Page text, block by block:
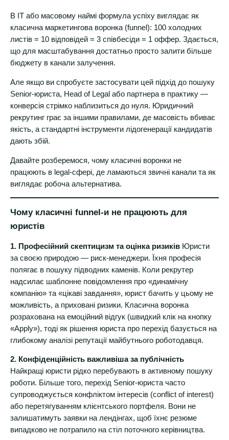
В IT або масовому наймі формула успіху виглядає як
класична маркетингова воронка (funnel): 100 холодних
листів = 10 відповідей = 3 співбесіди = 1 оффер. Здається,
що для масштабування достатньо просто залити більше
бюджету в канали залучення.
Але якщо ви спробуєте застосувати цей підхід до пошуку
Senior-юриста, Head of Legal або партнера в практику —
конверсія стрімко наблизиться до нуля. Юридичний
рекрутинг грає за іншими правилами, де масовість вбиває
якість, а стандартні інструменти лідогенерації кандидатів
дають збій.
Давайте розберемося, чому класичні воронки не
працюють в legal-сфері, де ламаються звичні канали та як
виглядає робоча альтернатива.
Чому класичні funnel-и не працюють для
юристів
1. Професійний скептицизм та оцінка ризиків Юристи
за своєю природою — риск-менеджери. Їхня професія
полягає в пошуку підводних каменів. Коли рекрутер
надсилає шаблонне повідомлення про «динамічну
компанію» та «цікаві завдання», юрист бачить у цьому не
можливість, а приховані ризики. Класична воронка
розрахована на емоційний відгук (швидкий клік на кнопку
«Apply»), тоді як рішення юриста про перехід базується на
глибокому аналізі репутації майбутнього роботодавця.
2. Конфіденційність важливіша за публічність
Найкращі юристи рідко перебувають в активному пошуку
роботи. Більше того, перехід Senior-юриста часто
супроводжується конфліктом інтересів (conflict of interest)
або перетягуванням клієнтського портфеля. Вони не
залишатимуть заявки на лендінгах, щоб їхнє резюме
випадково не потрапило на стіл поточного керівництва.